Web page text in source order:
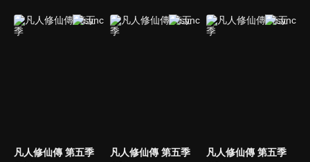
凡人修仙傳 第五季 凡人修仙傳 第五季 凡人修仙傳 第五季